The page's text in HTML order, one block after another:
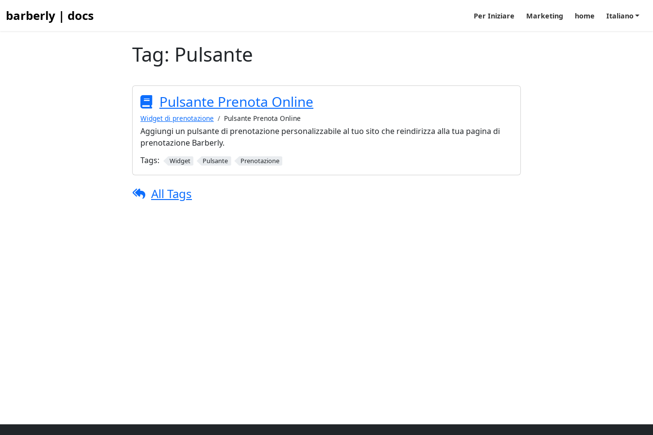
barberly | docs Per Iniziare Marketing home Italiano
Tag: Pulsante
Pulsante Prenota Online
Widget di prenotazione Pulsante Prenota Online
Aggiungi un pulsante di prenotazione personalizzabile al tuo sito che reindirizza alla tua pagina di
prenotazione Barberly.
Tags:
Widget Pulsante Prenotazione
All Tags